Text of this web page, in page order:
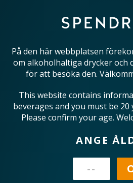
På den här webbplatsen
om alkoholhaltiga drycker och
för att besöka den.
This website contains
beverages and you must be
Please confirm your age.
ANGE